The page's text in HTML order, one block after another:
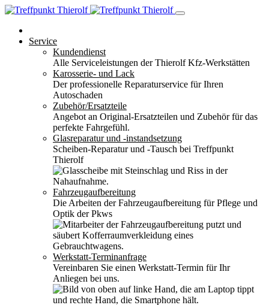
Service
Kundendienst
Alle Serviceleistungen der Thierolf Kfz-Werkstätten
Karosserie- und Lack
Der professionelle Reparaturservice für Ihren
Autoschaden
Zubehör/Ersatzteile
Angebot an Original-Ersatzteilen und Zubehör für das
perfekte Fahrgefühl.
Glasreparatur und -instandsetzung
Scheiben-Reparatur und -Tausch bei Treffpunkt
Thierolf
Fahrzeugaufbereitung
Die Arbeiten der Fahrzeugaufbereitung für Pflege und
Optik der Pkws
Werkstatt-Terminanfrage
Vereinbaren Sie einen Werkstatt-Termin für Ihr
Anliegen bei uns.